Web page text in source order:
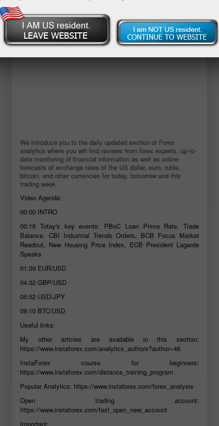
Mở tài khoản demo
We introduce you to the daily updated section of Forex
analytics where you will find reviews from forex experts, up-to-
date monitoring of financial information as well as online
forecasts of exchange rates of the US dollar, euro, ruble,
bitcoin, and other currencies for today, tomorrow and this
trading week.
Video Agenda:
00:00 INTRO
00:16 Totay's key events: PBoC Loan Prime Rate, Trade
Balance, CBI Industrial Trends Orders, BCB Focus Market
Readout, New Housing Price Index, ECB President Lagarde
Speaks
01:39 EUR/USD
04:32 GBP/USD
06:52 USD/JPY
09:10 BTC/USD
Useful links:
My other articles are available in this section:
https://www.instaforex.com/analytics_authors?author=46
InstaForex course for beginners:
https://www.instaforex.com/distance_training_program
Popular Analytics: https://www.instaforex.com/forex_analysis
Open trading account:
https://www.instaforex.com/fast_open_new_account
Important: